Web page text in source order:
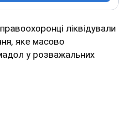
ліквідували
яке масово
у розважальних